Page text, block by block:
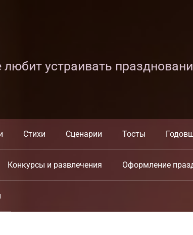
устраивать
Стихи Сценарии Тосты
Конкурсы и развлечения Оформление